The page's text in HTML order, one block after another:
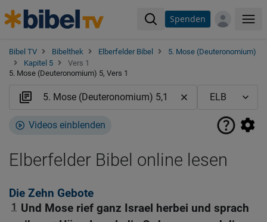
Spenden
Bibel TV Bibelthek Elberfelder Bibel
5. Mose (Deuteronomium)
Kapitel 5
Vers 1
5. Mose (Deuteronomium) 5, Vers 1
Videos einblenden
Elberfelder Bibel online lesen
Die Zehn Gebote
1
Und Mose rief ganz Israel herbei und sprach